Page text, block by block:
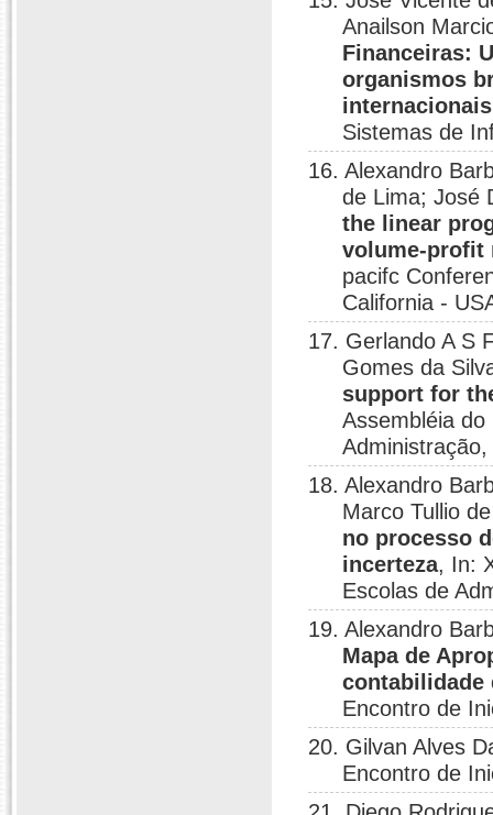
Anailson
Financeiras:
organismos
internacionais
Sistemas de
16. Alexandro
de Lima; José
the linear
volume-profit
pacifc
California -
17. Gerlando A S
Gomes da
support for
Assembléia
18. Alexandro
Marco Tullio
no processo
incerteza, In:
Escolas de
19. Alexandro
Mapa de
contabilidade
Encontro de
20. Gilvan Alves
Encontro de